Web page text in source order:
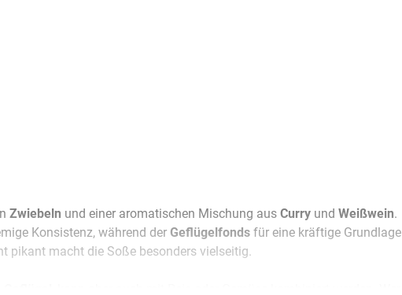
Zwiebeln und einer aromatischen Mischung aus Curryund Weißwein.
Konsistenz, während der Geflügelfondsfür eine kräftige Grundlage
pikant macht die Soße besonders vielseitig.